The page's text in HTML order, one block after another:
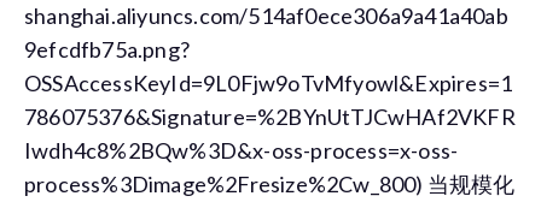
shanghai.aliyuncs.com/514af0ece306a9a41a40ab
9efcdfb75a.png?
OSSAccessKeyId=9L0Fjw9oTvMfyowl&Expires=1
786075376&Signature=%2BYnUtTJCwHAf2VKFR
Iwdh4c8%2BQw%3D&x-oss-process=x-oss-
process%3Dimage%2Fresize%2Cw_800) 当规模化